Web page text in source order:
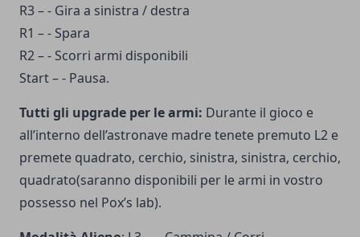
R3 – - Gira a sinistra / destra
R1 – - Spara
R2 – - Scorri armi disponibili
Start – - Pausa.
Tutti gli upgrade per le armi: Durante il gioco e
all’interno dell’astronave madre tenete premuto L2 e
premete quadrato, cerchio, sinistra, sinistra, cerchio,
quadrato(saranno disponibili per le armi in vostro
possesso nel Pox’s lab).